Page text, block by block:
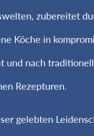
zubereitet
Köche in
und nach
Rezepturen.
gelebten